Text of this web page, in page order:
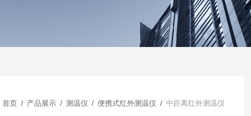
首页 / 产品展示 / 测温仪 / 便携式红外测温仪 / 中距离红外测温仪